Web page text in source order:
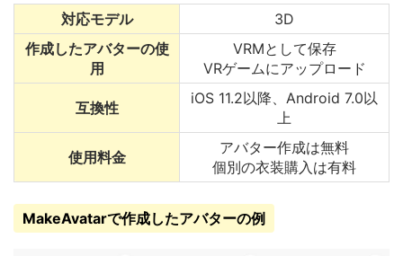
対応モデル
3D
作成したアバターの使
用
VRMとして保存
VRゲームにアップロード
互換性
iOS 11.2以降、Android 7.0以
上
使用料金
アバター作成は無料
個別の衣装購入は有料
MakeAvatarで作成したアバターの例